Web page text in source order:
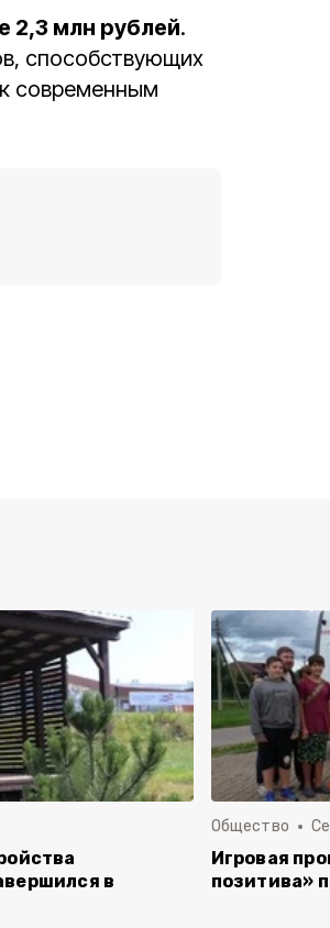
2,3 млн рублей.
способствующих
современным
в
Общество
Игровая
позитива»